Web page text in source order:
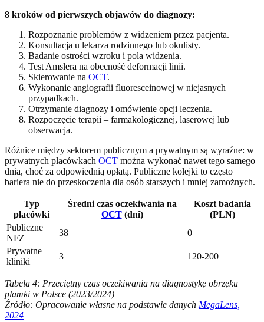
8 kroków od pierwszych objawów do diagnozy:
Rozpoznanie problemów z widzeniem przez pacjenta.
Konsultacja u lekarza rodzinnego lub okulisty.
Badanie ostrości wzroku i pola widzenia.
Test Amslera na obecność deformacji linii.
Skierowanie na OCT.
Wykonanie angiografii fluoresceinowej w niejasnych
przypadkach.
Otrzymanie diagnozy i omówienie opcji leczenia.
Rozpoczęcie terapii – farmakologicznej, laserowej lub
obserwacja.
Różnice między sektorem publicznym a prywatnym są wyraźne: w
prywatnych placówkach OCT można wykonać nawet tego samego
dnia, choć za odpowiednią opłatą. Publiczne kolejki to często
bariera nie do przeskoczenia dla osób starszych i mniej zamożnych.
Typ
placówki
Średni czas oczekiwania na
OCT(dni)
Koszt badania
(PLN)
Publiczne
NFZ
38
0
Prywatne
kliniki
3 120-200
Tabela 4: Przeciętny czas oczekiwania na diagnostykę obrzęku
plamki w Polsce (2023/2024)
Źródło: Opracowanie własne na podstawie danych MegaLens,
2024